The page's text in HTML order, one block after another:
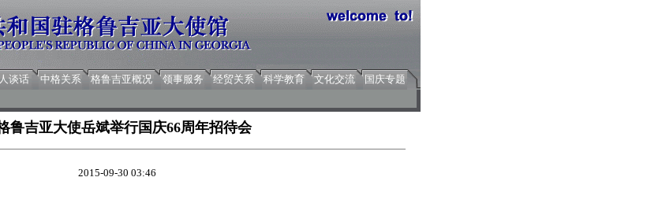
谈话 中格关系 格鲁吉亚概况 领事服务 经贸关系 科学教育 文化交流
国庆专题
鲁吉亚大使岳斌举行国庆66周年招待会
2015-09-30 03:46